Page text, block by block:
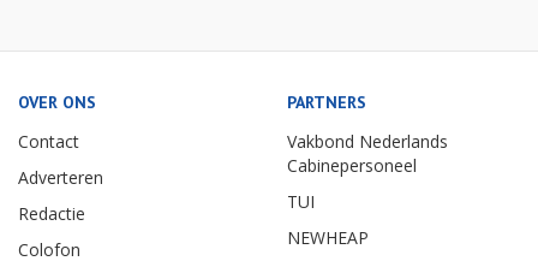
OVER ONS
Contact
Adverteren
Redactie
Colofon
PARTNERS
Vakbond Nederlands
Cabinepersoneel
TUI
NEWHEAP